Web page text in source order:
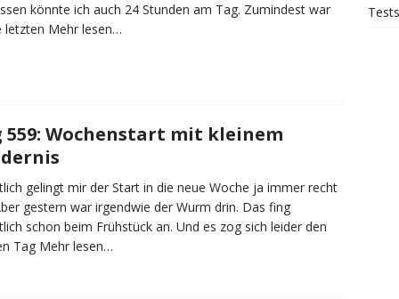
könnte ich auch 24 Stunden am Tag. Zumindest war
letzten Mehr lesen…
559: Wochenstart mit kleinem
gelingt mir der Start in die neue Woche ja immer recht
gestern war irgendwie der Wurm drin. Das fing
schon beim Frühstück an. Und es zog sich leider den
Tag Mehr lesen…
Tests